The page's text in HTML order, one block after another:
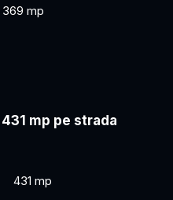
369 mp
mp pe strada
431 mp